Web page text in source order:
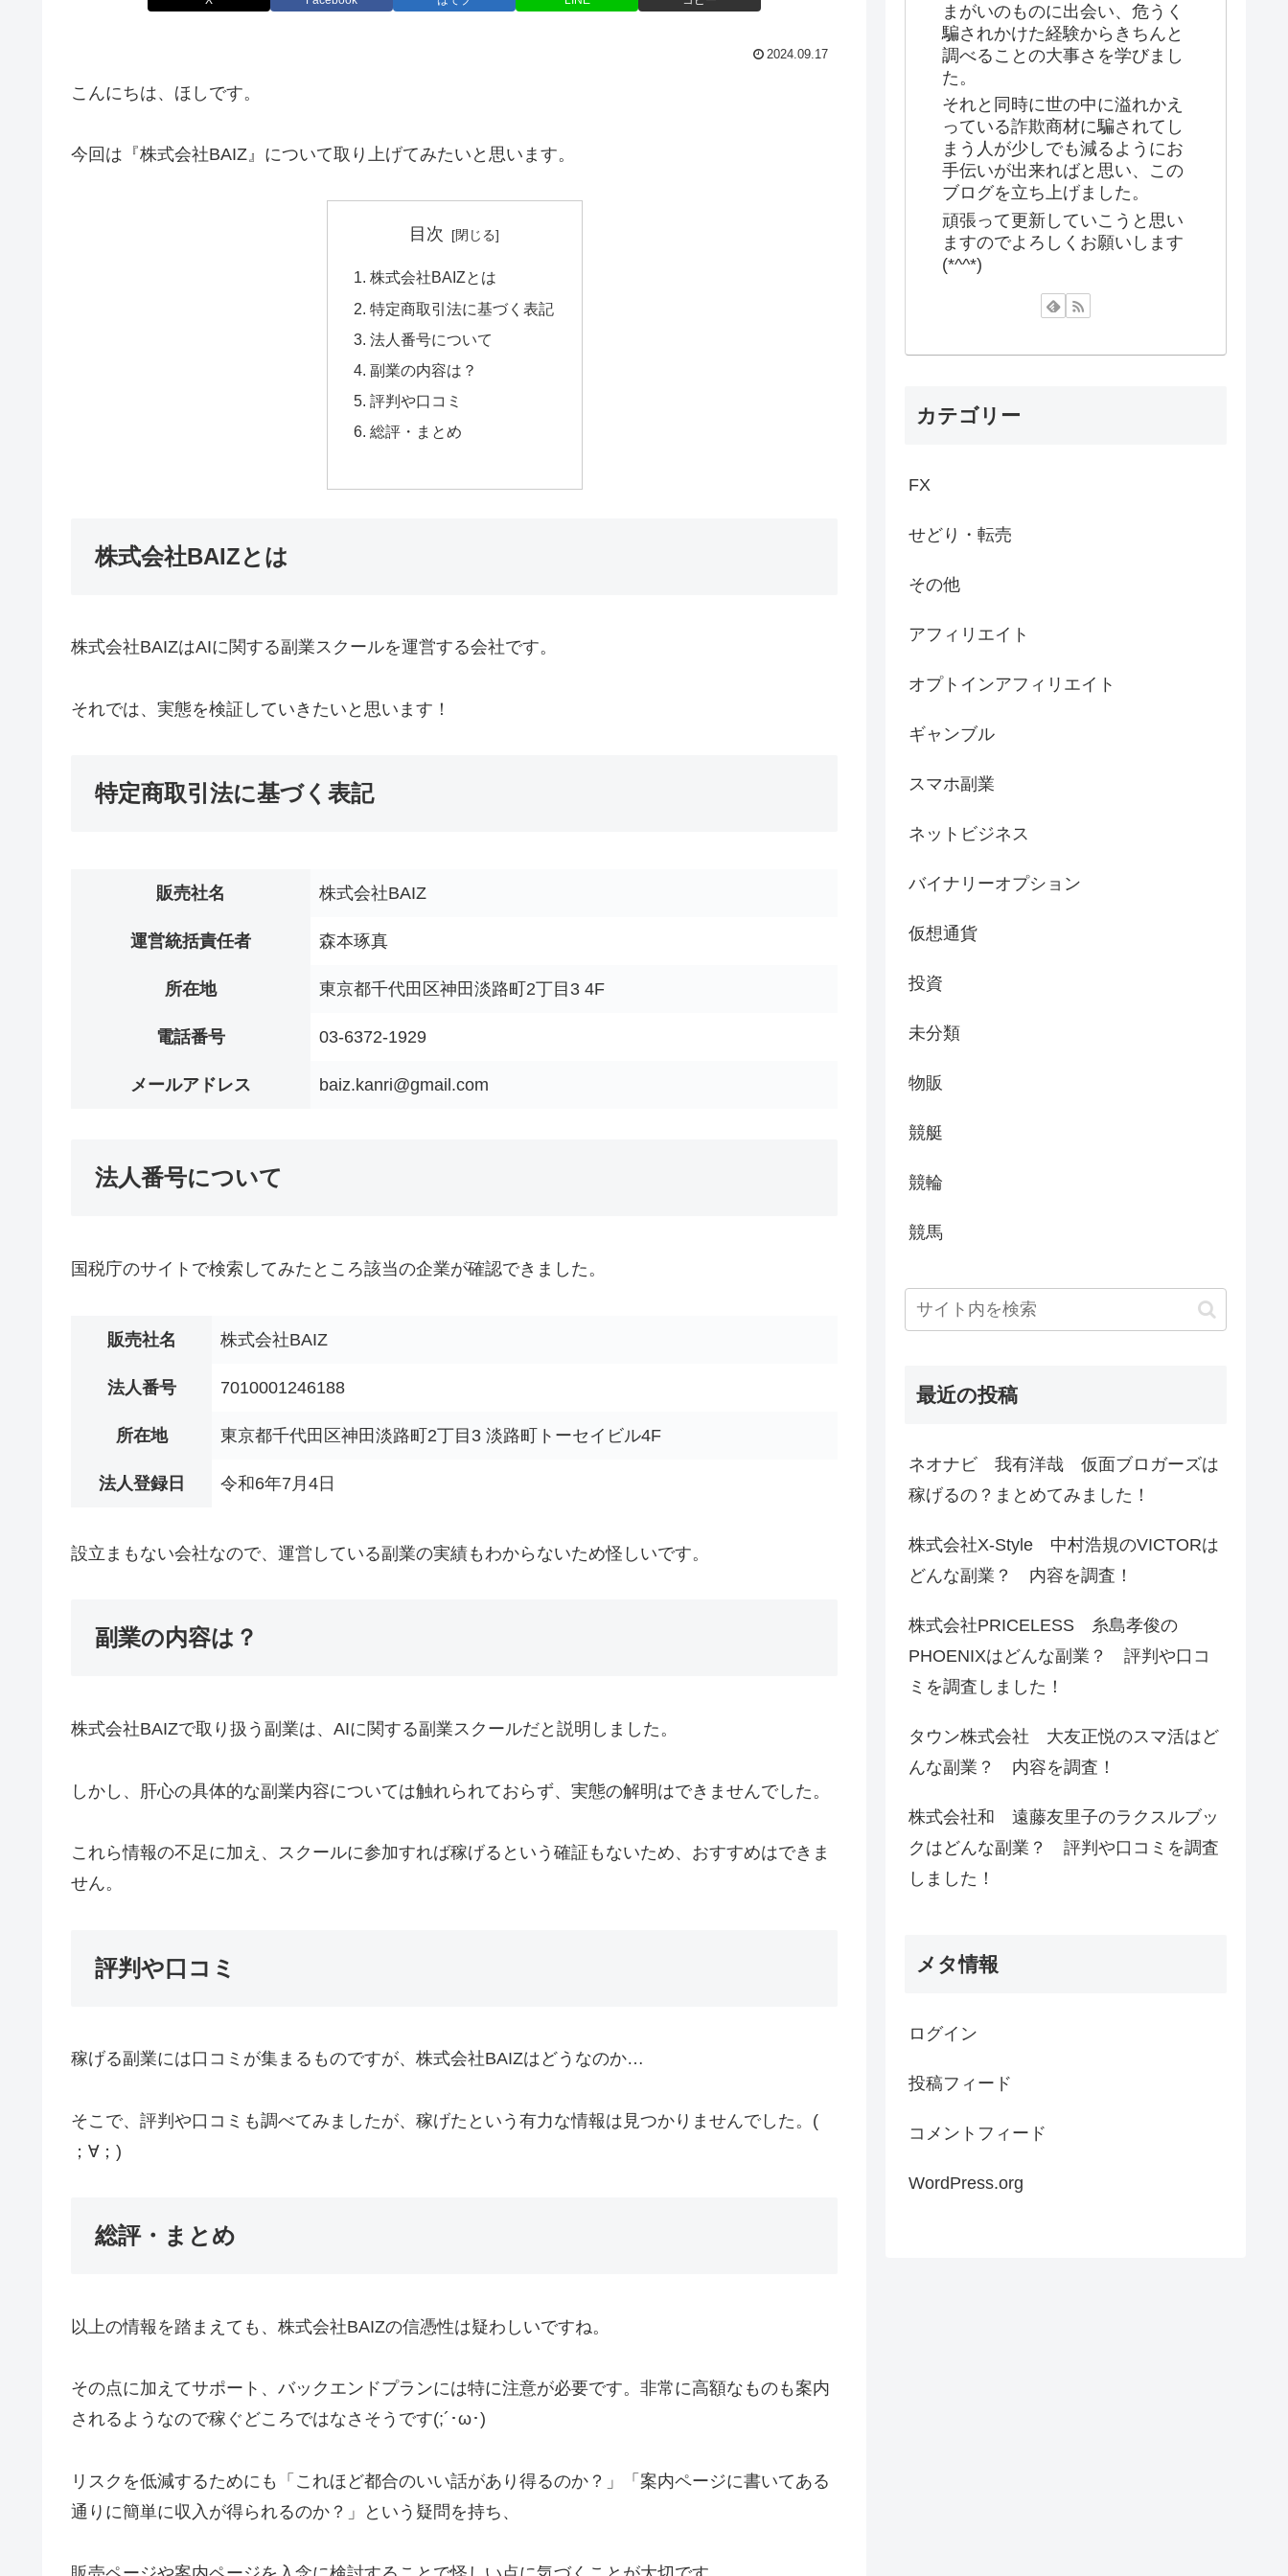
2024.09.17
こんにちは、ほしです。
今回は『株式会社BAIZ』について取り上げてみたいと思います。
目次
株式会社BAIZとは
特定商取引法に基づく表記
法人番号について
副業の内容は？
評判や口コミ
総評・まとめ
株式会社BAIZとは
株式会社BAIZはAIに関する副業スクールを運営する会社です。
それでは、実態を検証していきたいと思います！
特定商取引法に基づく表記
販売社名 株式会社BAIZ
運営統括責任者 森本琢真
所在地 東京都千代田区神田淡路町2丁目3 4F
電話番号 03-6372-1929
メールアドレス baiz.kanri@gmail.com
法人番号について
国税庁のサイトで検索してみたところ該当の企業が確認できました。
販売社名 株式会社BAIZ
法人番号 7010001246188
所在地 東京都千代田区神田淡路町2丁目3 淡路町トーセイビル4F
法人登録日 令和6年7月4日
設立まもない会社なので、運営している副業の実績もわからないため怪しいです。
副業の内容は？
株式会社BAIZで取り扱う副業は、AIに関する副業スクールだと説明しました。
しかし、肝心の具体的な副業内容については触れられておらず、実態の解明はできませんでした。
これら情報の不足に加え、スクールに参加すれば稼げるという確証もないため、おすすめはできま
せん。
評判や口コミ
稼げる副業には口コミが集まるものですが、株式会社BAIZはどうなのか…
そこで、評判や口コミも調べてみましたが、稼げたという有力な情報は見つかりませんでした。(
；∀；)
総評・まとめ
以上の情報を踏まえても、株式会社BAIZの信憑性は疑わしいですね。
その点に加えてサポート、バックエンドプランには特に注意が必要です。非常に高額なものも案内
されるようなので稼ぐどころではなさそうです(;´･ω･)
リスクを低減するためにも「これほど都合のいい話があり得るのか？」「案内ページに書いてある
通りに簡単に収入が得られるのか？」という疑問を持ち、
まがいのものに出会い、危うく
騙されかけた経験からきちんと
調べることの大事さを学びまし
た。
それと同時に世の中に溢れかえ
っている詐欺商材に騙されてし
まう人が少しでも減るようにお
手伝いが出来ればと思い、この
ブログを立ち上げました。
頑張って更新していこうと思い
ますのでよろしくお願いします
(*^^*)
カテゴリー
FX
せどり・転売
その他
アフィリエイト
オプトインアフィリエイト
ギャンブル
スマホ副業
ネットビジネス
バイナリーオプション
仮想通貨
投資
未分類
物販
競艇
競輪
競馬
最近の投稿
ネオナビ 我有洋哉 仮面ブロガーズは
稼げるの？まとめてみました！
株式会社X-Style 中村浩規のVICTORは
どんな副業？ 内容を調査！
株式会社PRICELESS 糸島孝俊の
PHOENIXはどんな副業？ 評判や口コ
ミを調査しました！
タウン株式会社 大友正悦のスマ活はど
んな副業？ 内容を調査！
株式会社和 遠藤友里子のラクスルブッ
クはどんな副業？ 評判や口コミを調査
しました！
メタ情報
ログイン
投稿フィード
コメントフィード
WordPress.org